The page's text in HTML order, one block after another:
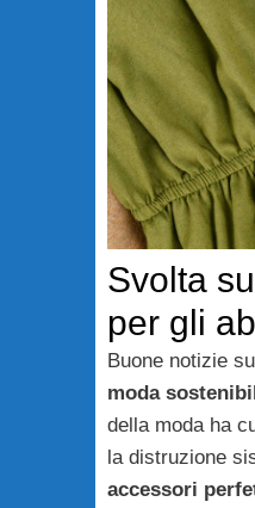
Svolta
per gli
Buone notizie
moda
della moda ha
la distruzione
accessori